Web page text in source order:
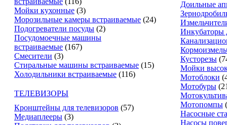
Мойки кухонные (3)
Морозильные камеры встраиваемые (24)
Подогреватели посуды (2)
Посудомоечные машины
встраиваемые (167)
Смесители (3)
Стиральные машины встраиваемые (15)
Холодильники встраиваемые (116)
ТЕЛЕВИЗОРЫ
Кронштейны для телевизоров (57)
Медиаплееры (3)
Доильные
Инкубаторы
Кусторезы
Мойки
Мотоблоки
Мотобуры
Мотопомпы
Насосные
Насосы